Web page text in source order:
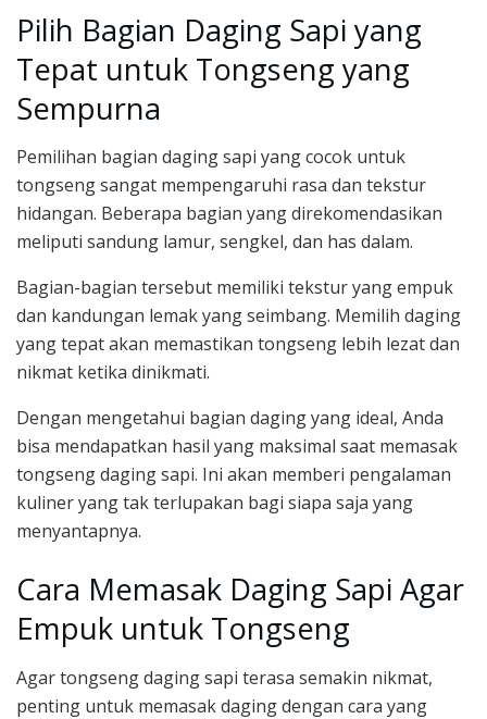
Pilih Bagian Daging Sapi yang
Tepat untuk Tongseng yang
Sempurna
Pemilihan bagian daging sapi yang cocok untuk
tongseng sangat mempengaruhi rasa dan tekstur
hidangan. Beberapa bagian yang direkomendasikan
meliputi sandung lamur, sengkel, dan has dalam.
Bagian-bagian tersebut memiliki tekstur yang empuk
dan kandungan lemak yang seimbang. Memilih daging
yang tepat akan memastikan tongseng lebih lezat dan
nikmat ketika dinikmati.
Dengan mengetahui bagian daging yang ideal, Anda
bisa mendapatkan hasil yang maksimal saat memasak
tongseng daging sapi. Ini akan memberi pengalaman
kuliner yang tak terlupakan bagi siapa saja yang
menyantapnya.
Cara Memasak Daging Sapi Agar
Empuk untuk Tongseng
Agar tongseng daging sapi terasa semakin nikmat,
penting untuk memasak daging dengan cara yang